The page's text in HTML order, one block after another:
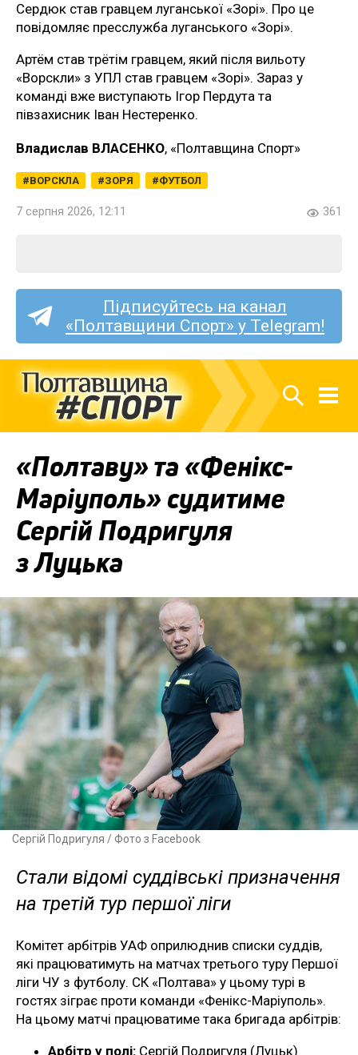
Сердюк став гравцем луганської «Зорі». Про це
повідомляє пресслужба луганського «Зорі».
Артём став трётім гравцем, який після вильоту
«Ворскли» з УПЛ став гравцем «Зорі». Зараз у
команді вже виступають Ігор Пердута та
півзахисник Іван Нестеренко.
Владислав ВЛАСЕНКО, «Полтавщина Спорт»
ВОРСКЛА ЗОРЯ ФУТБОЛ
7 серпня 2026, 12:11 361
Підписуйтесь на канал
«Полтавщини Спорт» у Telegram!
«Полтаву» та «Фенікс-
Маріуполь» судитиме
Сергій Подригуля
з Луцька
Сергій Подригуля / Фото з Facebook
Стали відомі суддівські призначення
на третій тур першої ліги
Комітет арбітрів УАФ оприлюднив списки суддів,
які працюватимуть на матчах третього туру Першої
ліги ЧУ з футболу. СК «Полтава» у цьому турі в
гостях зіграє проти команди «Фенікс-Маріуполь».
На цьому матчі працюватиме така бригада арбітрів:
Арбітр у полі: Сергій Подригуля (Луцьк)